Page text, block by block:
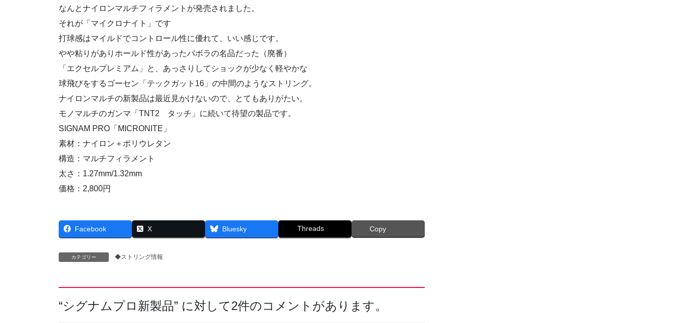
なんとナイロンマルチフィラメントが発売されました。
それが「マイクロナイト」です
打球感はマイルドでコントロール性に優れて、いい感じです。
やや粘りがありホールド性があったバボラの名品だった（廃番）
「エクセルプレミアム」と、あっさりしてショックが少なく軽やかな
球飛びをするゴーセン「テックガット16」の中間のようなストリング。
ナイロンマルチの新製品は最近見かけないので、とてもありがたい。
モノマルチのガンマ「TNT2 タッチ」に続いて待望の製品です。
SIGNAM PRO「MICRONITE」
素材：ナイロン＋ポリウレタン
構造：マルチフィラメント
太さ：1.27mm/1.32mm
価格：2,800円
Facebook X Bluesky Threads Copy
カテゴリー ◆ストリング情報
“シグナムプロ新製品” に対して2件のコメントがあります。